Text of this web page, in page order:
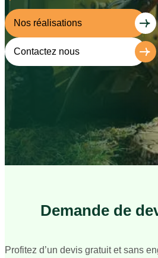
Nos réalisations
Contactez nous
Demande de
Profitez d’un devis gratuit et sans